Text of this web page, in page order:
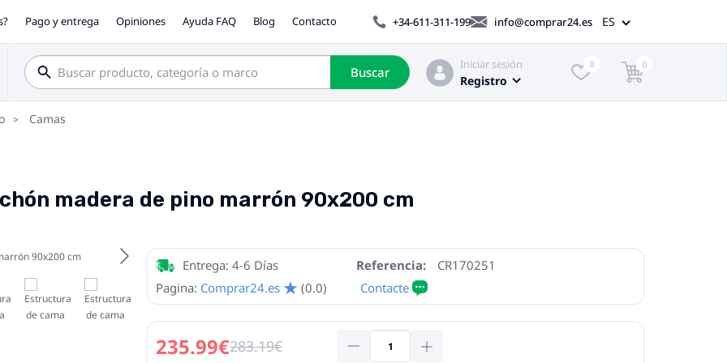
Pago y entrega Opiniones Ayuda FAQ Blog Contacto +34-611-311-199 info@comprar24.es ES
Buscar
Iniciar sesión
Registro
0 0
Camas
madera de pino marrón 90x200 cm
Entrega: 4-6 Días Referencia:
CR170251
Pagina: Comprar24.es (0.0)
235.99€283.19€